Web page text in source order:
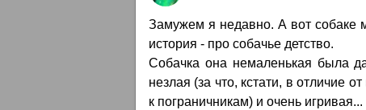
Замужем я недавно. А вот собаке
история - про собачье детство.
Собачка она немаленькая была
незлая (за что, кстати, в отличие
к пограничникам) и очень игривая...